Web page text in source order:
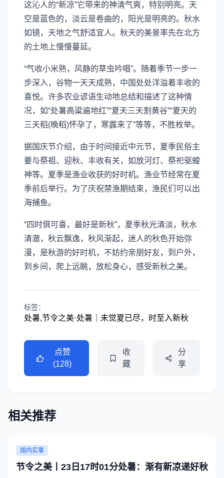
这沁人的“新凉”它带来的神清气爽，特别明亮。天
空是蓝色的，淡云是卷曲的，阳光是明亮的。秋水
如镜，天地之气舒适宜人。秋天的美景率先在北方
的土地上慢慢蔓延。
“气收小米熟，风静的草虫吟唱”。随着季节一步一
步深入，谷物一天天成熟，中国处处洋溢着丰收的
喜悦。许多农业谚语生动地总结和描述了这种情
况，如“处暑高粱遍地红”“夏天三天割黄谷”“夏天的
三天稻(晚稻)怀孕了，寒露来了”等等，不胜枚举。
据国庆节介绍，由于时间接近中元节，夏季民俗主
要与祭祖、迎秋、丰收有关，如放河灯、祭祀驱蝗
神等。夏季是渔业收获的好时机。渔业节经常在夏
季前后举行。为了庆祝禁渔期结束，渔民们可以出
海捕鱼。
“四时俱可喜，最好是新秋”，夏季秋光清淡，秋水
清澈，秋云飘逸，秋风渐起，迷人的秋色开始弥
漫，是秋游的好时机，不妨约亲朋好友，到户外，
到乡间，爬上远眺，放松身心，感受新秋之美。
标签：
处暑,节令之美·处暑｜未觉夏已尽，时至入新秋
点赞
(128)
收
藏
分
享
相关推荐
国内实事
节令之美丨23日17时01分处暑：渐有新凉递好秋